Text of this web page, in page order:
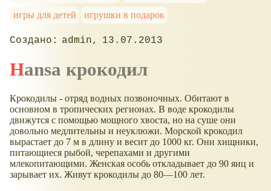
игры для детей
игрушки в подарок
admin 13.07.2013
Hansa крокодил
Крокодилы - отряд водных позвоночных. Обитают в
основном в тропических регионах. В воде крокодилы
движутся с помощью мощного хвоста, но на суше они
довольно медлительны и неуклюжи. Морской крокодил
вырастает до 7 м в длину и весит до 1000 кг. Они хищники,
питающиеся рыбой, черепахами и другими
млекопитающими. Женская особь откладывает до 90 яиц и
зарывает их. Живут крокодилы до 80—100 лет.